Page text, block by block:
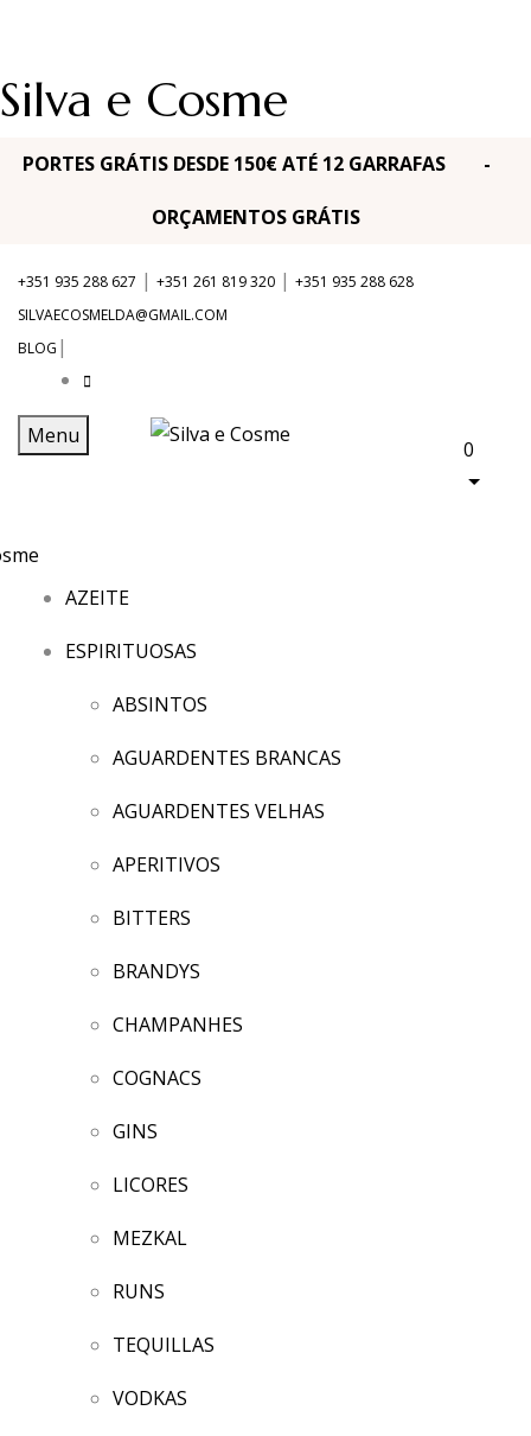
Silva e Cosme
PORTES GRÁTIS DESDE 150€ ATÉ 12 GARRAFAS -
ORÇAMENTOS GRÁTIS
+351 935 288 627 | +351 261 819 320 | +351 935 288 628
SILVAECOSMELDA@GMAIL.COM
BLOG |
Menu
0
AZEITE
ESPIRITUOSAS
ABSINTOS
AGUARDENTES BRANCAS
AGUARDENTES VELHAS
APERITIVOS
BITTERS
BRANDYS
CHAMPANHES
COGNACS
GINS
LICORES
MEZKAL
RUNS
TEQUILLAS
VODKAS